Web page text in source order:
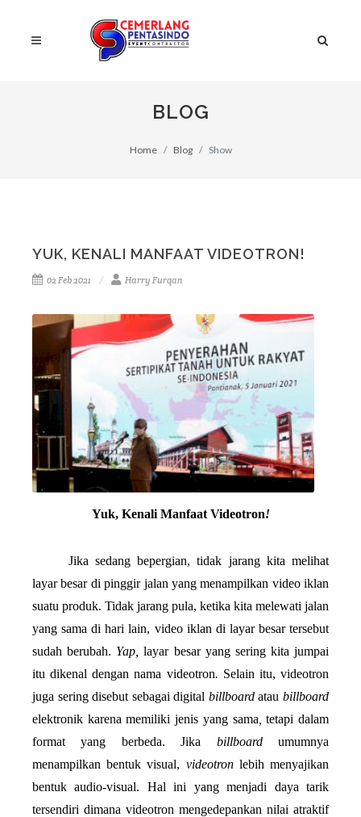
BLOG
Home Blog Show
YUK, KENALI MANFAAT VIDEOTRON!
02 Feb 2021 Harry Furqan
Yuk, Kenali Manfaat Videotron!
Jika sedang bepergian, tidak jarang kita melihat
layar besar di pinggir jalan yang menampilkan video iklan
suatu produk. Tidak jarang pula, ketika kita melewati jalan
yang sama di hari lain, video iklan di layar besar tersebut
sudah berubah. Yap, layar besar yang sering kita jumpai
itu dikenal dengan nama videotron. Selain itu, videotron
juga sering disebut sebagai digital billboard atau
elektronik karena memiliki jenis yang sama , tetapi dalam
format yang berbeda. Jika billboard umumnya
menampilkan bentuk visual, videotron lebih menyajikan
bentuk audio-visual. Hal ini yang menjadi daya tarik
tersendiri dimana videotron mengedepankan nilai atraktif